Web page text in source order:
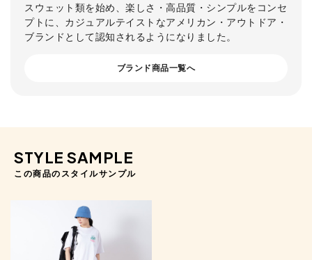
スウェット類を始め、楽しさ・高品質・シンプルをコンセ
プトに、カジュアルテイストなアメリカン・アウトドア・
ブランドとして認知されるようになりました。
ブランド商品一覧へ
STYLE SAMPLE
この商品のスタイルサンプル